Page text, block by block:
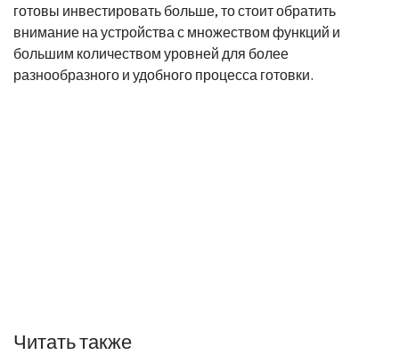
готовы инвестировать больше, то стоит обратить
внимание на устройства с множеством функций и
большим количеством уровней для более
разнообразного и удобного процесса готовки.
Читать также